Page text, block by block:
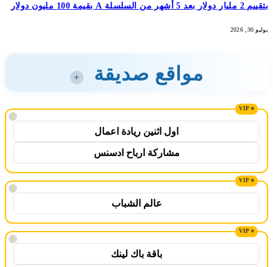
بتقييم 2 مليار دولار بعد 5 أشهر من السلسلة A بقيمة 100 مليون دولار
يوليو 30, 2026
مواقع صديقة +
!
اول اثنين ريادة اعمال
مشاركة ارباح ادسنس
!
عالم الشباب
!
باقة باك لينك